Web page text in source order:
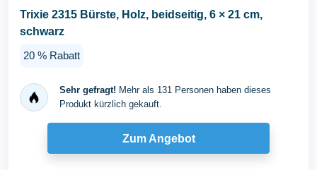
Trixie 2315 Bürste, Holz, beidseitig, 6 × 21 cm,
schwarz
20 % Rabatt
Sehr gefragt! Mehr als 131 Personen haben dieses
Produkt kürzlich gekauft.
Zum Angebot